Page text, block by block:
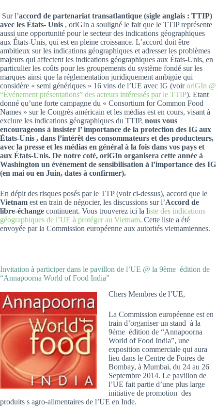
Sur l’accord de partenariat transatlantique (sigle anglais : TTIP)
avec les États- Unis , oriGIn a souligné le fait que le TTIP représente
aussi une opportunité pour le secteur des indications géographiques
aux États-Unis, qui est en pleine croissance. L’accord doit être
ambitieux sur les indications géographiques et adresser les problèmes
majeurs qui affectent les indications géographiques aux États-Unis, en
particulier les coûts pour les groupements du système fondé sur les
marques ainsi que la réglementation juridiquement ambigüe qui
considère « semi génériques » 16 vins de l’UE avec IG (voiroriGIn @
“Événement présentations” des acteurs intéressés par le TTIP). Etant
donné qu’une forte campagne du « Consortium for Common Food
Names » sur le Congrès américain et les médias est en cours, visant à
exclure les indications géographiques du TTIP, nous vous
encourageons à insister l’ importance de la protection des IG aux
États-Unis , dans l’intérêt des consommateurs et des producteurs,
avec la presse et les médias en général à la fois dans vos pays et
aux États-Unis. De notre coté, oriGIn organisera cette année à
Washington un événement de sensibilisation à l’importance des IG
(en mai ou en Juin, dates à confirmer).
En dépit des risques posés par le TTP (voir ci-dessus), accord que le
Vietnam est en train de négocier, les discussions sur l’Accord de
libre-échange continuent. Vous trouverez ici la liste des indications
géographiques de l’UE à protéger au Vietnam. Cette liste a été
envoyée par la Commission européenne aux autorités vietnamiennes.
Invitation à participer dans le pavillon de l’UE @ la 9ème édition de
“Annapoorna World of Food India”
Chers Membres de l’UE,
La Commission européenne est en
train d’organiser un stand à la
9ème édition de “Annapoorna
World of Food India”, une
exposition commerciale qui aura
lieu dans le Centre de Foires de
Bombay, à Mumbai, du 24 au 26
Septembre 2014. Le pavillon de
l’UE fait partie d’une plus large
initiative de promotion des
produits s agro-alimentaires de l’UE en Inde.